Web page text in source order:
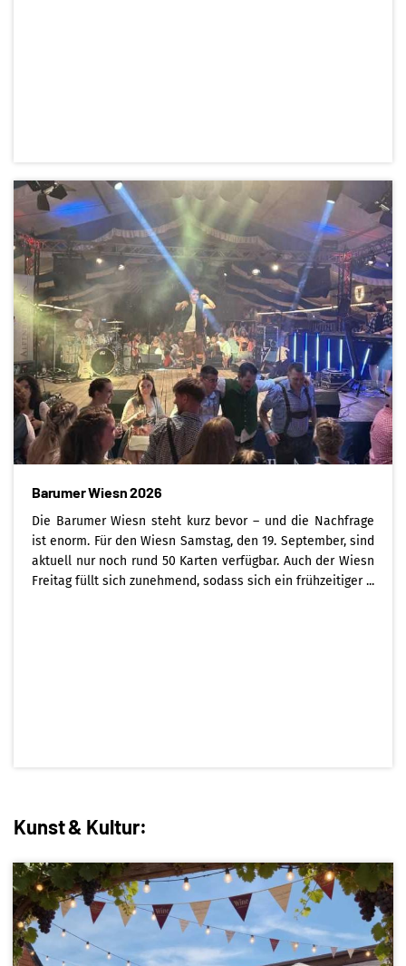
Barumer Wiesn 2026
Die Barumer Wiesn steht kurz bevor – und die Nachfrage
ist enorm. Für den Wiesn Samstag, den 19. September, sind
aktuell nur noch rund 50 Karten verfügbar. Auch der Wiesn
Freitag füllt sich zunehmend, sodass sich ein frühzeitiger ...
Kunst & Kultur: